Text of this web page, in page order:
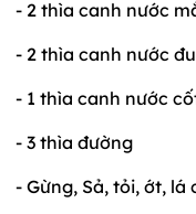
- 2 thìa canh nước
- 2 thìa canh nước
- 1 thìa canh nước
- 3 thìa đường
- Gừng, Sả, tỏi, ớt,